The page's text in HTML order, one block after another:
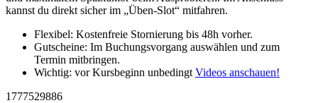
kannst du direkt sicher im „Üben-Slot“ mitfahren.
Flexibel: Kostenfreie Stornierung bis 48h vorher.
Gutscheine: Im Buchungsvorgang auswählen und zum
Termin mitbringen.
Wichtig: vor Kursbeginn unbedingt Videos anschauen!
1777529886